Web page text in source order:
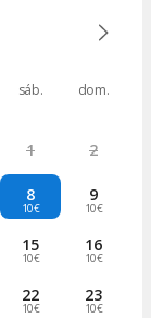
sáb. dom.
1 2
8
10€
9
10€
15
10€
16
10€
22
10€
23
10€